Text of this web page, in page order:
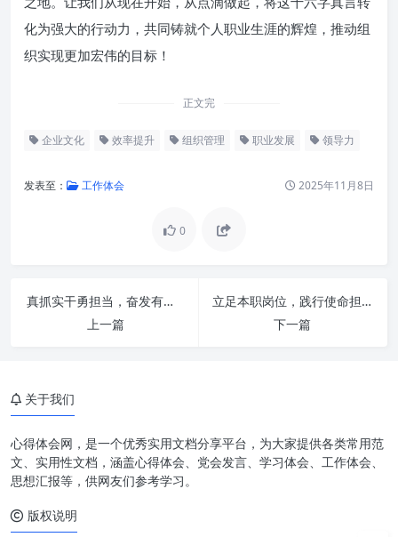
化为强大的行动力，共同铸就个人职业生涯的辉煌，推动组
织实现更加宏伟的目标！
正文完
企业文化 效率提升 组织管理 职业发展 领导力
发表至： 工作体会 2025年11月8日
0
真抓实干勇担当，奋发有为促发展：擘画新时代高质量发展蓝图
上一篇
立足本职岗位，践行使命担当：解锁职业成长与组织发展的核心密码
下一篇
讲政治：宏观视野与正确方向的
体现
四位一体：构建卓越组织与个人
的强大引擎
关于我们
心得体会网，是一个优秀实用文档分享平台，为大家提供各类常用范
文、实用性文档，涵盖心得体会、党会发言、学习体会、工作体会、
思想汇报等，供网友们参考学习。
版权说明